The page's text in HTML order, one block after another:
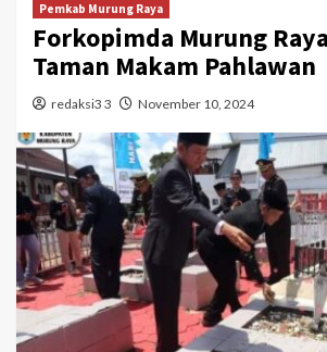
Pemkab Murung Raya
Forkopimda Murung
Taman Makam Pahlawan
redaksi3 3 November 10, 2024